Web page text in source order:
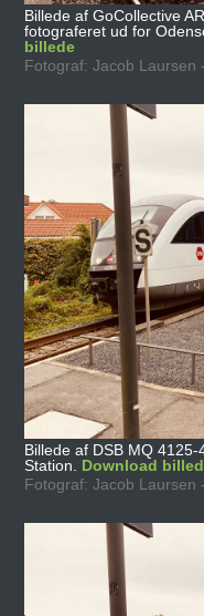
Billede af GoCollective
fotograferet ud for
billede
Fotograf: Jacob Laursen
Billede af DSB MQ
Station. Download
Fotograf: Jacob Laursen